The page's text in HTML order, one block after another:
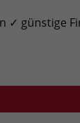
✓ günstige